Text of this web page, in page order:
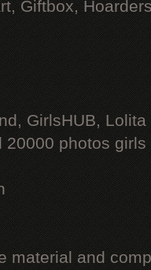
Giftbox,
GirlsHUB, Lolita
20000 photos
material and